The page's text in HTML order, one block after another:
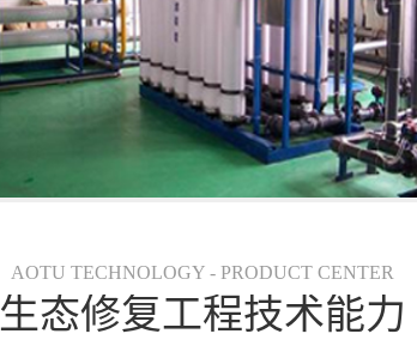
AOTU TECHNOLOGY - PRODUCT CENTER
生态修复工程技术能力